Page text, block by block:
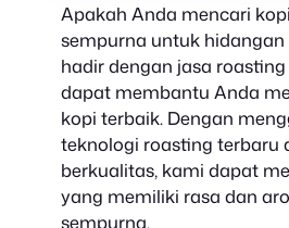
Apakah Anda mencari
sempurna untuk hidangan
hadir dengan jasa
dapat membantu Anda
kopi terbaik. Dengan
teknologi roasting terbaru
berkualitas, kami dapat
yang memiliki rasa dan
sempurna.